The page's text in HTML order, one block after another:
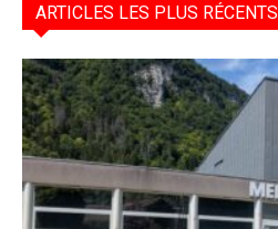
ARTICLES LES PLUS RÉCENTS